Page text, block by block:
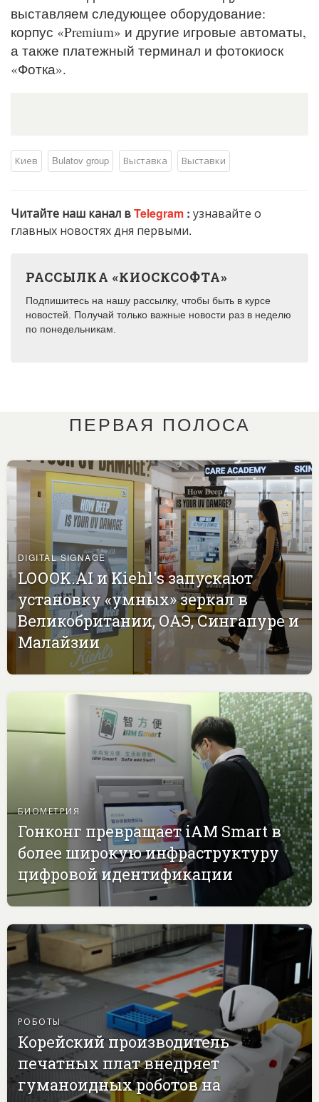
выставляем следующее оборудование:
корпус «Premium» и другие игровые автоматы,
а также платежный терминал и фотокиоск
«Фотка».
Киев Bulatov group Выставка Выставки
Читайте наш канал вTelegram : узнавайте о
главных новостях дня первыми.
РАССЫЛКА «КИОСКСОФТА»
Подпишитесь на нашу рассылку, чтобы быть в курсе
новостей. Получай только важные новости раз в неделю
по понедельникам.
ПЕРВАЯ ПОЛОСА
DIGITAL SIGNAGE
LOOOK.AI и Kiehl's запускают
установку «умных» зеркал в
Великобритании, ОАЭ, Сингапуре и
Малайзии
БИОМЕТРИЯ
Гонконг превращает iAM Smart в
более широкую инфраструктуру
цифровой идентификации
РОБОТЫ
Корейский производитель
печатных плат внедряет
гуманоидных роботов на